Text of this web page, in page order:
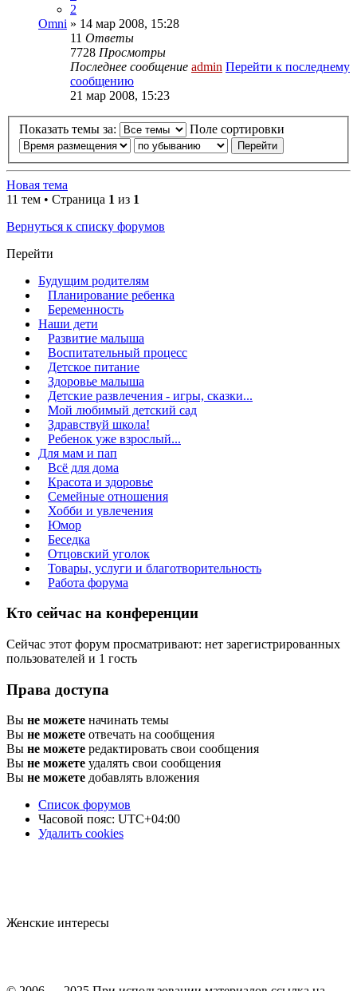
2
Omni » 14 мар 2008, 15:28
11 Ответы
7728 Просмотры
Последнее сообщение admin Перейти к последнему
сообщению
21 мар 2008, 15:23
Показать темы за: Поле сортировки
Новая тема
11 тем • Страница 1 из 1
Вернуться к списку форумов
Перейти
Будущим родителям
Планирование ребенка
Беременность
Наши дети
Развитие малыша
Воспитательный процесс
Детское питание
Здоровье малыша
Детские развлечения - игры, сказки...
Мой любимый детский сад
Здравствуй школа!
Ребенок уже взрослый...
Для мам и пап
Всё для дома
Красота и здоровье
Семейные отношения
Хобби и увлечения
Юмор
Беседка
Отцовский уголок
Товары, услуги и благотворительность
Работа форума
Кто сейчас на конференции
Сейчас этот форум просматривают: нет зарегистрированных
пользователей и 1 гость
Права доступа
Вы не можете начинать темы
Вы не можете отвечать на сообщения
Вы не можете редактировать свои сообщения
Вы не можете удалять свои сообщения
Вы не можете добавлять вложения
Список форумов
Часовой пояс: UTC+04:00
Удалить cookies
Женские интересы